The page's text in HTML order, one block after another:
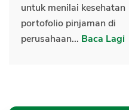
untuk menilai kesehatan
portofolio pinjaman di
perusahaan... Baca Lagi